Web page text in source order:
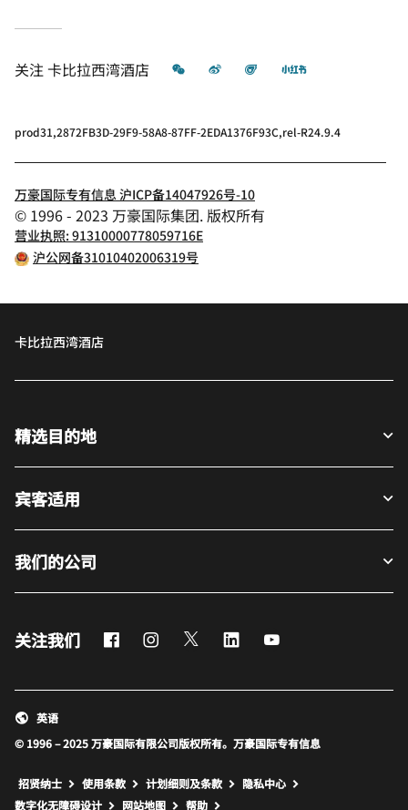
关注卡比拉西湾酒店 微信 微博 飞猪 小红书
prod31,2872FB3D-29F9-58A8-87FF-2EDA1376F93C,rel-R24.9.4
万豪国际专有信息 沪ICP备14047926号-10
© 1996 - 2023 万豪国际集团. 版权所有
营业执照: 91310000778059716E
沪公网备31010402006319号
卡比拉西湾酒店
精选目的地
宾客适用
我们的公司
关注我们 FacebookInstagram
Twitter LinkedIn
© 1996 – 2025 万豪国际有限公司版权所有。万豪国际专有信息
英语
招贤纳士 使用条款 计划细则及条款
隐私中心
数字化无障碍设计
网站地图 打开新窗口
帮助